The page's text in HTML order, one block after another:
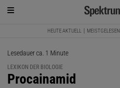
HEUTE AKTUELL MEISTGELESEN
Lesedauer ca. 1 Minute
LEXIKON DER BIOLOGIE
:
Procainamid